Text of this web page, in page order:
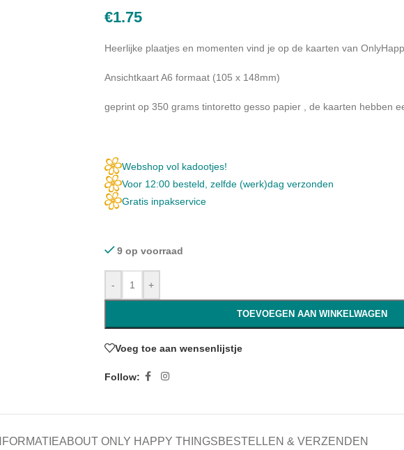
€1.75
Heerlijke plaatjes en momenten vind je op de kaarten van
Ansichtkaart A6 formaat (105 x 148mm)
geprint op 350 grams tintoretto gesso papier , de kaarten hebben
Webshop vol kadootjes!
Voor 12:00 besteld, zelfde (werk)dag verzonden
Gratis inpakservice
9 op voorraad
- +
TOEVOEGEN AAN WINKELWAGEN
Voeg toe aan wensenlijstje
Follow:
ABOUT ONLY HAPPY THINGSBESTELLEN & VERZENDEN